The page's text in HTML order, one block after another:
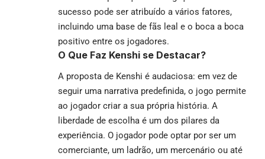
sucesso pode ser atribuído a vários fatores,
incluindo uma base de fãs leal e o boca a boca
positivo entre os jogadores.
O Que Faz Kenshi se Destacar?
A proposta de Kenshi é audaciosa: em vez de
seguir uma narrativa predefinida, o jogo permite
ao jogador criar a sua própria história. A
liberdade de escolha é um dos pilares da
experiência. O jogador pode optar por ser um
comerciante, um ladrão, um mercenário ou até